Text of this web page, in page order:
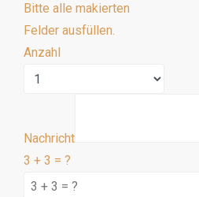
Bitte alle makierten
Felder ausfüllen.
Anzahl
Nachricht
3 + 3 = ?